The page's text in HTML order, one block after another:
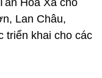
Hoa Xã cho
Lan Châu,
triển khai cho các